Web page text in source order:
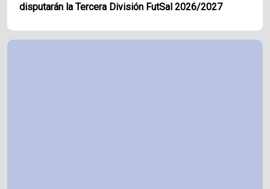
disputarán la Tercera División FutSal 2026/2027